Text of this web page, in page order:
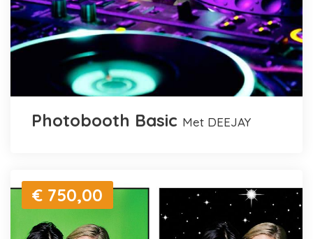
Photobooth Basic met DEEJAY
€ 750,00